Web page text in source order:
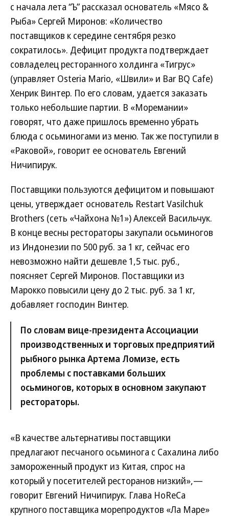
с начала лета “Ъ” рассказал основатель «Мясо &
Рыба» Сергей Миронов: «Количество
поставщиков к середине сентября резко
сократилось». Дефицит продукта подтверждает
совладелец ресторанного холдинга «Тигрус»
(управляет Osteria Mario, «Швили» и Bar BQ Cafe)
Хенрик Винтер. По его словам, удается заказать
только небольшие партии. В «Моремании»
говорят, что даже пришлось временно убрать
блюда с осьминогами из меню. Так же поступили в
«Раковой», говорит ее основатель Евгений
Ничипирук.
Поставщики пользуются дефицитом и повышают
цены, утверждает основатель Restart Vasilchuk
Brothers (сеть «Чайхона №1») Алексей Васильчук.
В конце весны рестораторы закупали осьминогов
из Индонезии по 500 руб. за 1 кг, сейчас его
невозможно найти дешевле 1,5 тыс. руб.,
поясняет Сергей Миронов. Поставщики из
Марокко повысили цену до 2 тыс. руб. за 1 кг,
добавляет господин Винтер.
По словам вице-президента Ассоциации
производственных и торговых предприятий
рыбного рынка Артема Ломизе, есть
проблемы с поставками больших
осьминогов, которых в основном закупают
рестораторы.
«В качестве альтернативы поставщики
предлагают песчаного осьминога с Сахалина либо
замороженный продукт из Китая, спрос на
который у посетителей ресторанов низкий»,—
говорит Евгений Ничипирук. Глава HoReCa
крупного поставщика морепродуктов «Ла Маре»